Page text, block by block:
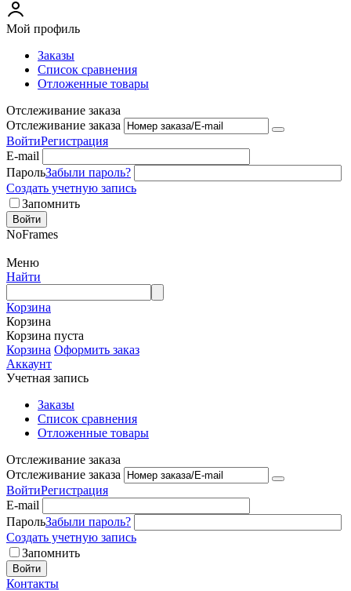
Мой профиль
Заказы
Список сравнения
Отложенные товары
Отслеживание заказа
Отслеживание заказа
ВойтиРегистрация
E-mail
ПарольЗабыли пароль?
Создать учетную запись
Запомнить
Войти
NoFrames
Меню
Найти
Корзина
Корзина
Корзина пуста
Корзина Оформить заказ
Аккаунт
Учетная запись
Заказы
Список сравнения
Отложенные товары
Отслеживание заказа
Отслеживание заказа
ВойтиРегистрация
E-mail
ПарольЗабыли пароль?
Создать учетную запись
Запомнить
Войти
Контакты